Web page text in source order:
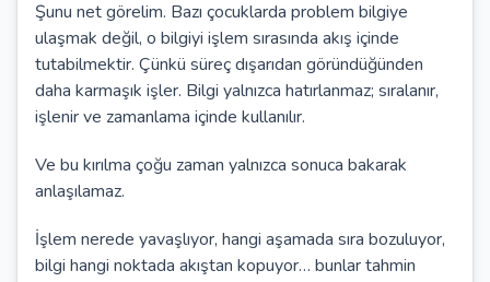
Şunu net görelim. Bazı çocuklarda problem bilgiye
ulaşmak değil, o bilgiyi işlem sırasında akış içinde
tutabilmektir. Çünkü süreç dışarıdan göründüğünden
daha karmaşık işler. Bilgi yalnızca hatırlanmaz; sıralanır,
işlenir ve zamanlama içinde kullanılır.
Ve bu kırılma çoğu zaman yalnızca sonuca bakarak
anlaşılamaz.
İşlem nerede yavaşlıyor, hangi aşamada sıra bozuluyor,
bilgi hangi noktada akıştan kopuyor… bunlar tahmin